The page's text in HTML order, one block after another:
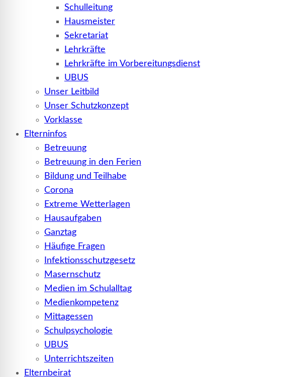
Schulleitung
Hausmeister
Sekretariat
Lehrkräfte
Lehrkräfte im Vorbereitungsdienst
UBUS
Unser Leitbild
Unser Schutzkonzept
Vorklasse
Elterninfos
Betreuung
Betreuung in den Ferien
Bildung und Teilhabe
Corona
Extreme Wetterlagen
Hausaufgaben
Ganztag
Häufige Fragen
Infektionsschutzgesetz
Masernschutz
Medien im Schulalltag
Medienkompetenz
Mittagessen
Schulpsychologie
UBUS
Unterrichtszeiten
Elternbeirat